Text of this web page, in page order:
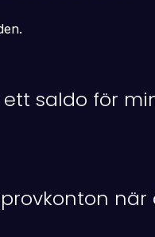
saldo för